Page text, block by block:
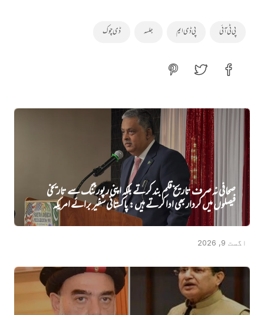
پی ٹی آئی پی ڈی ایم جلسہ ڈی چوک
صحافی نہ صرف تاریخ قلم بند کرتے بلکہ اپنی رپورٹنگ سے تاریخی
فیصلوں میں کردار بھی ادا کرتے ہیں: پاکستانی سفیر برائے امریکہ
اگست 9, 2026